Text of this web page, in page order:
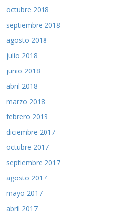
octubre 2018
septiembre 2018
agosto 2018
julio 2018
junio 2018
abril 2018
marzo 2018
febrero 2018
diciembre 2017
octubre 2017
septiembre 2017
agosto 2017
mayo 2017
abril 2017